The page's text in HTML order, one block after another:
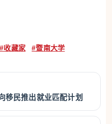
#收藏家 #暨南大学
移民推出就业匹配计划